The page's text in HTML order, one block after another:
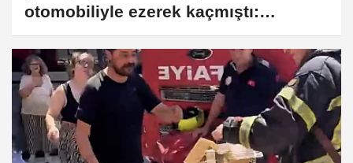
otomobiliyle ezerek kaçmıştı:
Vicdansız sürücü yakalandı